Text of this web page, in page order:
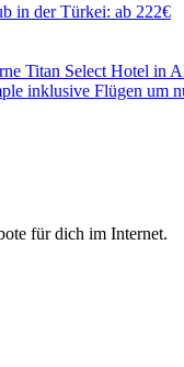
in der Türkei: ab 222€
Titan Select Hotel in
inklusive Flügen um
für dich im Internet.